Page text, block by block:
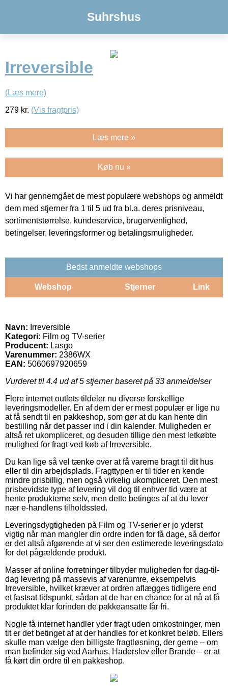
Suhrshus
Irreversible
(Læs mere)
279 kr. (Vis fragtpris)
Læs mere »
Køb nu »
Vi har gennemgået de mest populære webshops og anmeldt
dem med stjerner fra 1 til 5 ud fra bl.a. deres prisniveau,
sortimentstørrelse, kundeservice, brugervenlighed,
betingelser, leveringsformer og betalingsmuligheder.
Bedst anmeldte webshops
Webshop Stjerner Link
Navn: Irreversible
Kategori: Film og TV-serier
Producent: Lasgo
Varenummer: 2386WX
EAN: 5060697920659
Vurderet til 4.4 ud af 5 stjerner baseret på 33 anmeldelser
Flere internet outlets tildeler nu diverse forskellige
leveringsmodeller. En af dem der er mest populær er lige nu
at få sendt til en pakkeshop, som gør at du kan hente din
bestilling når det passer ind i din kalender. Muligheden er
altså ret ukompliceret, og desuden tillige den mest letkøbte
mulighed for fragt ved køb af Irreversible.
Du kan lige så vel tænke over at få varerne bragt til dit hus
eller til din arbejdsplads. Fragttypen er til tider en kende
mindre prisbillig, men også virkelig ukompliceret. Den mest
prisbevidste type af levering vil dog til enhver tid være at
hente produkterne selv, men dette betinges af at du lever
nær e-handlens tilholdssted.
Leveringsdygtigheden på Film og TV-serier er jo yderst
vigtig når man mangler din ordre inden for få dage, så derfor
er det altså afgørende at vi ser den estimerede leveringsdato
for det pågældende produkt.
Masser af online forretninger tilbyder muligheden for dag-til-
dag levering på massevis af varenumre, eksempelvis
Irreversible, hvilket kræver at ordren aflægges tidligere end
et fastsat tidspunkt, sådan at de har en chance for at nå at få
produktet klar forinden de pakkeansatte får fri.
Nogle få internet handler yder fragt uden omkostninger, men
tit er det betinget af at der handles for et konkret beløb. Ellers
skulle man vælge den billigste fragtløsning, der gerne – om
man befinder sig ved Aarhus, Haderslev eller Brande – er at
få kørt din ordre til en pakkeshop.